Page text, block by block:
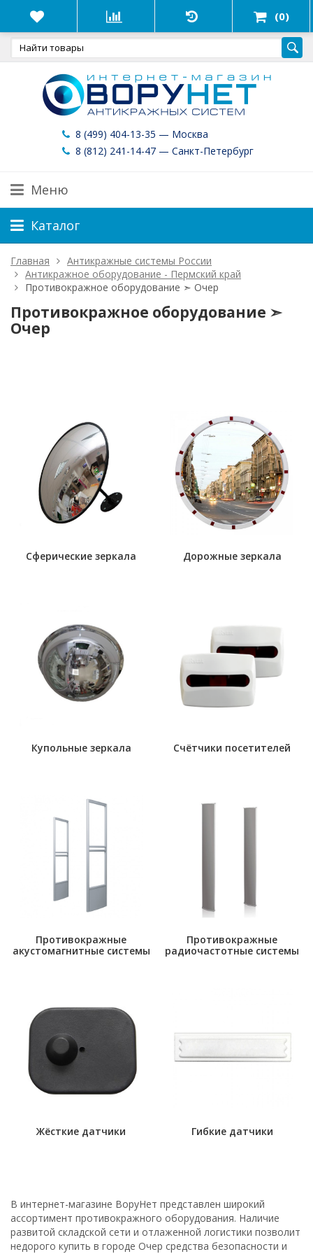
(0)
8 (499) 404-13-35 — Москва
8 (812) 241-14-47 — Санкт-Петербург
Меню
Каталог
Главная
Антикражные системы России
Антикражное оборудование - Пермский край
Противокражное оборудование ➣ Очер
Противокражное оборудование ➣
Очер
Сферические зеркала Дорожные зеркала
Купольные зеркала Счётчики посетителей
Противокражные
акустомагнитные системы
Противокражные
радиочастотные системы
Жёсткие датчики Гибкие датчики
В интернет-магазине ВоруНет представлен широкий
ассортимент противокражного оборудования. Наличие
развитой складской сети и отлаженной логистики позволит
недорого купить в городе Очер средства безопасности и